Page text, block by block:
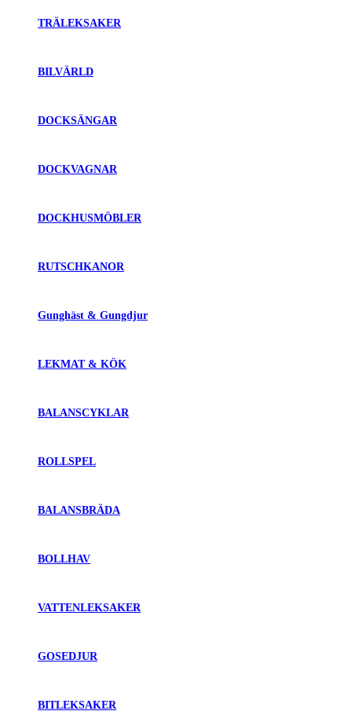
TRÄLEKSAKER
BILVÄRLD
DOCKSÄNGAR
DOCKVAGNAR
DOCKHUSMÖBLER
RUTSCHKANOR
Gunghäst & Gungdjur
LEKMAT & KÖK
BALANSCYKLAR
ROLLSPEL
BALANSBRÄDA
BOLLHAV
VATTENLEKSAKER
GOSEDJUR
BITLEKSAKER